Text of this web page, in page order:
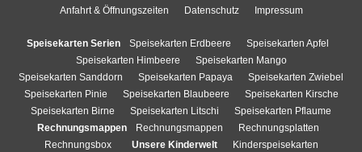
Anfahrt & Öffnungszeiten
Datenschutz Impressum
Speisekarten Serien Speisekarten Erdbeere
Speisekarten Apfel
Speisekarten Himbeere
Speisekarten Mango
Speisekarten Sanddorn
Speisekarten Papaya
Speisekarten Zwiebel
Speisekarten Pinie
Speisekarten Blaubeere
Speisekarten Kirsche
Speisekarten Birne
Speisekarten Litschi
Speisekarten Pflaume
Rechnungsmappen
Rechnungsmappen
Rechnungsplatten
Rechnungsbox
Unsere Kinderwelt
Kinderspeisekarten